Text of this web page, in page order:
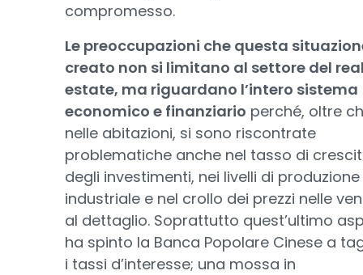
compromesso.
Le preoccupazioni che questa
creato non si limitano al settore del
estate, ma riguardano l’intero sistema
economico e finanziario perché, oltre
nelle abitazioni, si sono riscontrate
problematiche anche nel tasso di
degli investimenti, nei livelli di produzione
industriale e nel crollo dei prezzi nelle
al dettaglio. Soprattutto quest’ultimo
ha spinto la Banca Popolare Cinese a
i tassi d’interesse; una mossa in